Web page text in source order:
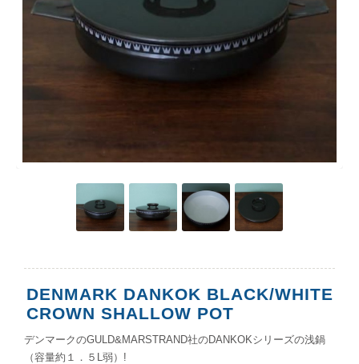
DENMARK DANKOK BLACK/WHITE
CROWN SHALLOW POT
デンマークのGULD&MARSTRAND社のDANKOKシリーズの浅鍋
（容量約１．５L弱）!